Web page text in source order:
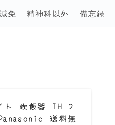
免 精神科以外 備忘録
ト 炊飯器 IH 2
送料無